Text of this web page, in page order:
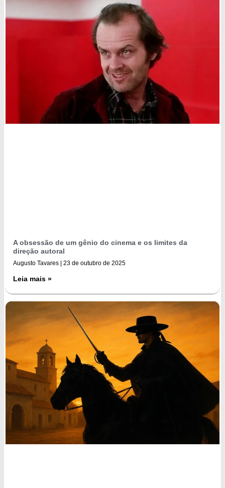
A obsessão de um gênio do cinema e os limites da
direção autoral
Augusto Tavares 23 de outubro de 2025
Leia mais »